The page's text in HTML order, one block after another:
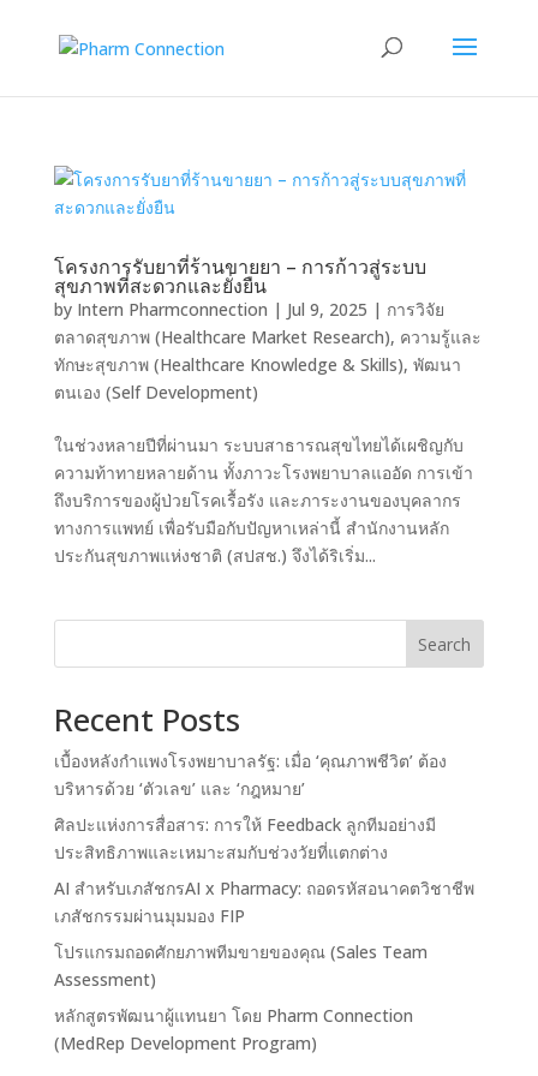
โครงการรับยาที่ร้านขายยา – การก้าวสู่ระบบ
สุขภาพที่สะดวกและยั่งยืน
by Intern Pharmconnection | Jul 9, 2025 | การวิจัย
ตลาดสุขภาพ (Healthcare Market Research), ความรู้และ
ทักษะสุขภาพ (Healthcare Knowledge & Skills), พัฒนา
ตนเอง (Self Development)
ในช่วงหลายปีที่ผ่านมา ระบบสาธารณสุขไทยได้เผชิญกับ
ความท้าทายหลายด้าน ทั้งภาวะโรงพยาบาลแออัด การเข้า
ถึงบริการของผู้ป่วยโรคเรื้อรัง และภาระงานของบุคลากร
ทางการแพทย์ เพื่อรับมือกับปัญหาเหล่านี้ สำนักงานหลัก
ประกันสุขภาพแห่งชาติ (สปสช.) จึงได้ริเริ่ม...
Search
Recent Posts
เบื้องหลังกำแพงโรงพยาบาลรัฐ: เมื่อ ‘คุณภาพชีวิต’ ต้อง
บริหารด้วย ‘ตัวเลข’ และ ‘กฎหมาย’
ศิลปะแห่งการสื่อสาร: การให้ Feedback ลูกทีมอย่างมี
ประสิทธิภาพและเหมาะสมกับช่วงวัยที่แตกต่าง
AI สำหรับเภสัชกรAI x Pharmacy: ถอดรหัสอนาคตวิชาชีพ
เภสัชกรรมผ่านมุมมอง FIP
โปรแกรมถอดศักยภาพทีมขายของคุณ (Sales Team
Assessment)
หลักสูตรพัฒนาผู้แทนยา โดย Pharm Connection
(MedRep Development Program)